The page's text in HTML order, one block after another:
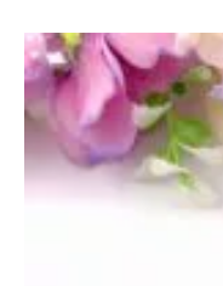
Лист
монстеры